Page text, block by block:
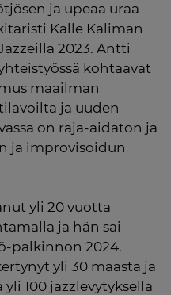
ja upeaa uraa
Kalle Kaliman
2023. Antti
kohtaavat
maailman
ja uuden
on raja-aidaton ja
ja improvisoidun
yli 20 vuotta
ja hän sai
palkinnon 2024.
yli 30 maasta ja
100 jazzlevytyksellä